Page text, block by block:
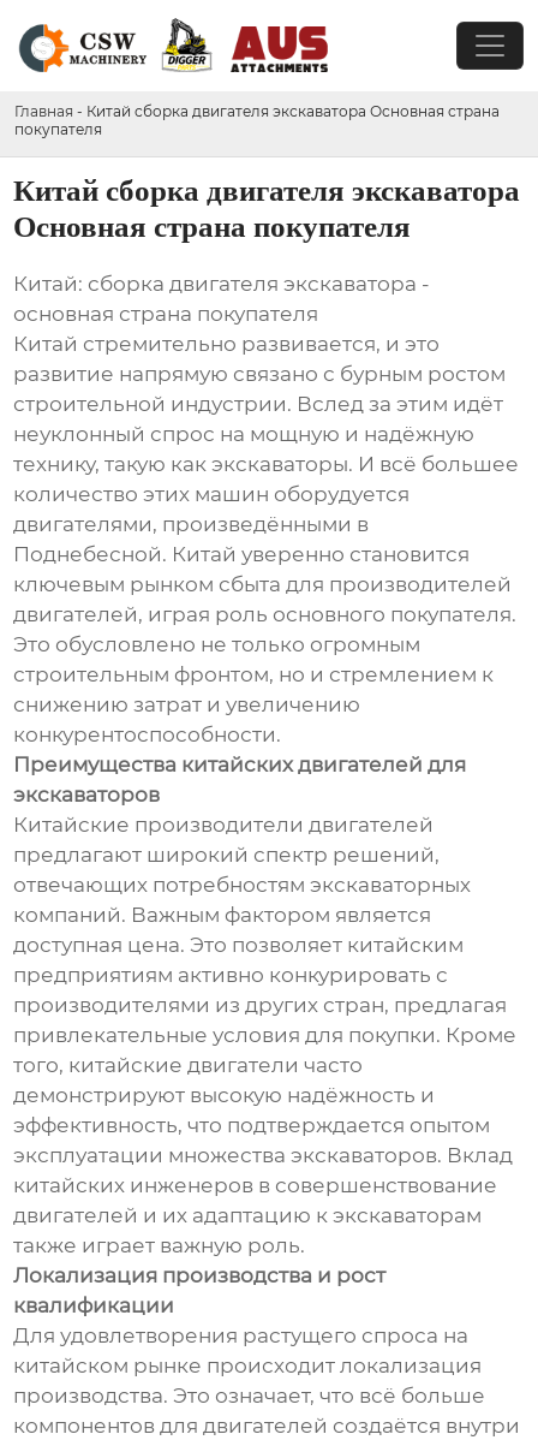
Главная - Китай сборка двигателя экскаватора Основная страна
покупателя
Китай сборка двигателя экскаватора
Основная страна покупателя
Китай: сборка двигателя экскаватора -
основная страна покупателя
Китай стремительно развивается, и это
развитие напрямую связано с бурным ростом
строительной индустрии. Вслед за этим идёт
неуклонный спрос на мощную и надёжную
технику, такую как экскаваторы. И всё большее
количество этих машин оборудуется
двигателями, произведёнными в
Поднебесной. Китай уверенно становится
ключевым рынком сбыта для производителей
двигателей, играя роль основного покупателя.
Это обусловлено не только огромным
строительным фронтом, но и стремлением к
снижению затрат и увеличению
конкурентоспособности.
Преимущества китайских двигателей для
экскаваторов
Китайские производители двигателей
предлагают широкий спектр решений,
отвечающих потребностям экскаваторных
компаний. Важным фактором является
доступная цена. Это позволяет китайским
предприятиям активно конкурировать с
производителями из других стран, предлагая
привлекательные условия для покупки. Кроме
того, китайские двигатели часто
демонстрируют высокую надёжность и
эффективность, что подтверждается опытом
эксплуатации множества экскаваторов. Вклад
китайских инженеров в совершенствование
двигателей и их адаптацию к экскаваторам
также играет важную роль.
Локализация производства и рост
квалификации
Для удовлетворения растущего спроса на
китайском рынке происходит локализация
производства. Это означает, что всё больше
компонентов для двигателей создаётся внутри